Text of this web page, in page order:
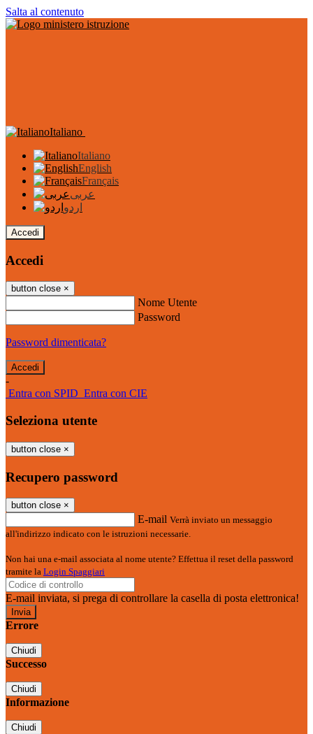
Salta al contenuto
Italiano
Italiano
English
Français
عربى
اردو
Accedi
Accedi
button close ×
Nome Utente
Password
Password dimenticata?
-
Entra con SPID Entra con CIE
Seleziona utente
button close ×
Recupero password
button close ×
E-mail Verrà inviato un messaggio
all'indirizzo indicato con le istruzioni necessarie.
Non hai una e-mail associata al nome utente? Effettua il reset della password
tramite la Login Spaggiari
E-mail inviata, si prega di controllare la casella di posta elettronica!
Errore
Chiudi
Successo
Chiudi
Informazione
Chiudi